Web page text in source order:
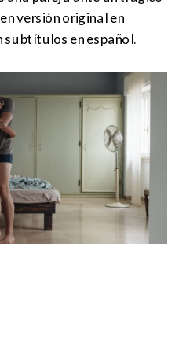
versión original en
subtítulos en español.